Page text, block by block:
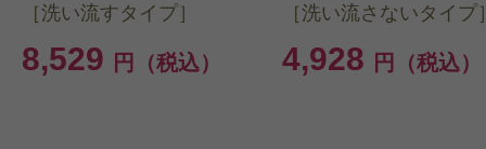
［洗い流すタイプ］
8,529 円（税込）
［洗い流さないタイプ
4,928 円（税込）